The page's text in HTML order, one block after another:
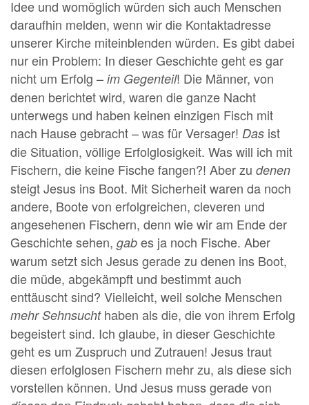
Idee und womöglich würden sich auch Menschen
daraufhin melden, wenn wir die Kontaktadresse
unserer Kirche miteinblenden würden. Es gibt dabei
nur ein Problem: In dieser Geschichte geht es gar
nicht um Erfolg – im Gegenteil! Die Männer, von
denen berichtet wird, waren die ganze Nacht
unterwegs und haben keinen einzigen Fisch mit
nach Hause gebracht – was für Versager! Das ist
die Situation, völlige Erfolglosigkeit. Was will ich mit
Fischern, die keine Fische fangen?! Aber zu denen
steigt Jesus ins Boot. Mit Sicherheit waren da noch
andere, Boote von erfolgreichen, cleveren und
angesehenen Fischern, denn wie wir am Ende der
Geschichte sehen, gab es ja noch Fische. Aber
warum setzt sich Jesus gerade zu denen ins Boot,
die müde, abgekämpft und bestimmt auch
enttäuscht sind? Vielleicht, weil solche Menschen
mehr Sehnsuchthaben als die, die von ihrem Erfolg
begeistert sind. Ich glaube, in dieser Geschichte
geht es um Zuspruch und Zutrauen! Jesus traut
diesen erfolglosen Fischern mehr zu, als diese sich
vorstellen können. Und Jesus muss gerade von